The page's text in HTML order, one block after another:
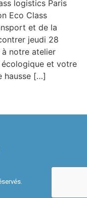
logistics Paris
Eco Class
et de la
jeudi 28
notre atelier
et votre
hausse […]